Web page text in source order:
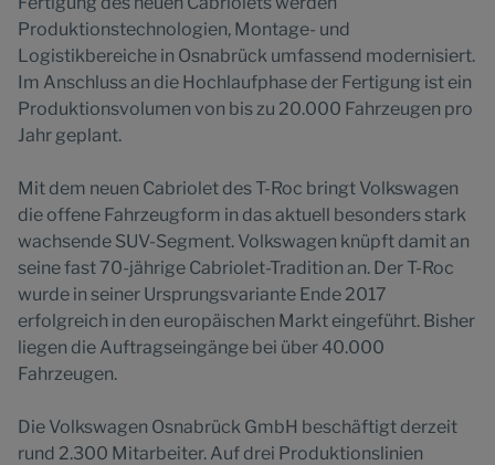
Produktionstechnologien, Montage- und
Logistikbereiche in Osnabrück umfassend modernisiert.
Im Anschluss an die Hochlaufphase der Fertigung ist ein
Produktionsvolumen von bis zu 20.000 Fahrzeugen pro
Jahr geplant.
Mit dem neuen Cabriolet des T-Roc bringt Volkswagen
die offene Fahrzeugform in das aktuell besonders stark
wachsende SUV-Segment. Volkswagen knüpft damit an
seine fast 70-jährige Cabriolet-Tradition an. Der T-Roc
wurde in seiner Ursprungsvariante Ende 2017
erfolgreich in den europäischen Markt eingeführt. Bisher
liegen die Auftragseingänge bei über 40.000
Fahrzeugen.
Die Volkswagen Osnabrück GmbH beschäftigt derzeit
rund 2.300 Mitarbeiter. Auf drei Produktionslinien